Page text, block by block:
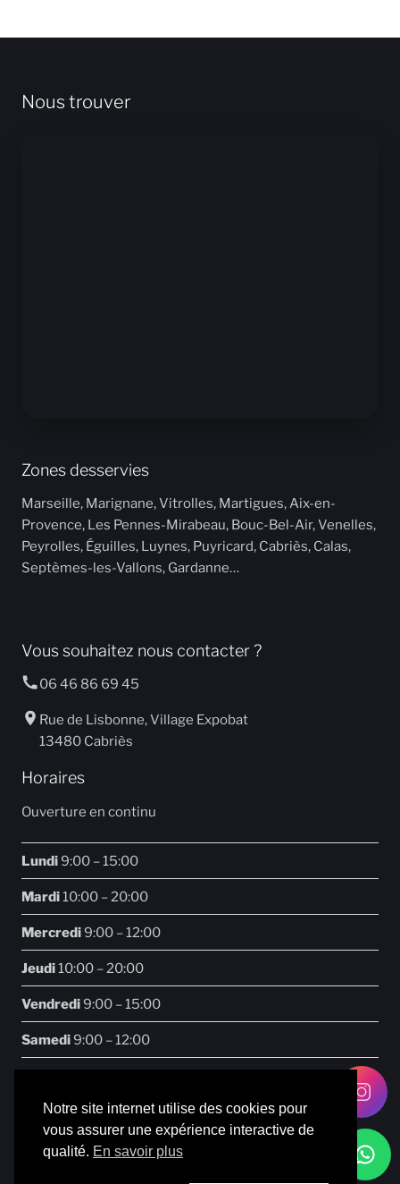
Nous trouver
Zones desservies
Marseille, Marignane, Vitrolles, Martigues, Aix-en-
Provence, Les Pennes-Mirabeau, Bouc-Bel-Air, Venelles,
Peyrolles, Éguilles, Luynes, Puyricard, Cabriès, Calas,
Septèmes-les-Vallons, Gardanne…
Vous souhaitez nous contacter ?
06 46 86 69 45
Rue de Lisbonne, Village Expobat
13480 Cabriès
Horaires
Ouverture en continu
Lundi9:00 – 15:00
Mardi10:00 – 20:00
Mercredi9:00 – 12:00
Jeudi10:00 – 20:00
Vendredi9:00 – 15:00
Samedi9:00 – 12:00
FacebookInstagram
Notre site internet utilise des cookies pour
vous assurer une expérience interactive de
qualité. En savoir plus